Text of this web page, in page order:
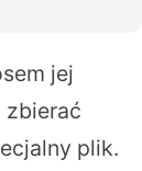
jej
zbierać
plik.